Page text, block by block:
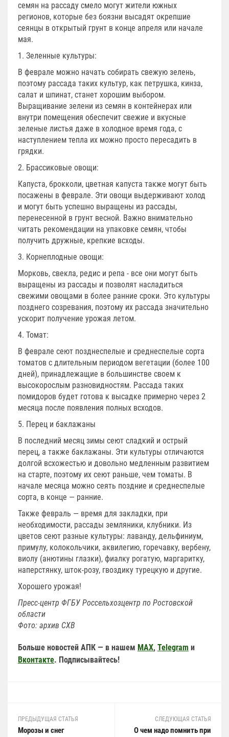
семян на рассаду смело могут жители южных
регионов, которые без боязни высадят окрепшие
сеянцы в открытый грунт в конце апреля или начале
мая.
1. Зеленные культуры:
В феврале можно начать собирать свежую зелень,
поэтому рассада таких культур, как петрушка, кинза,
салат и шпинат, станет хорошим выбором.
Выращивание зелени из семян в контейнерах или
внутри помещения обеспечит свежие и вкусные
зеленые листья даже в холодное время года, с
наступлением тепла их можно просто пересадить в
грядки.
2. Брассиковые овощи:
Капуста, брокколи, цветная капуста также могут быть
посажены в феврале. Эти овощи выдерживают холод
и могут быть успешно выращены из рассады,
перенесенной в грунт весной. Важно внимательно
читать рекомендации на упаковке семян, чтобы
получить дружные, крепкие всходы.
3. Корнеплодные овощи:
Морковь, свекла, редис и репа - все они могут быть
выращены из рассады и позволят насладиться
свежими овощами в более ранние сроки. Это культуры
позднего созревания, поэтому их рассада значительно
ускорит получение урожая летом.
4. Томат:
В феврале сеют позднеспелые и среднеспелые сорта
томатов с длительным периодом вегетации (более 100
дней), принадлежащие в большинстве своем к
высокорослым разновидностям. Рассада таких
помидоров будет готова к высадке примерно через 2
месяца после появления полных всходов.
5. Перец и баклажаны
В последний месяц зимы сеют сладкий и острый
перец, а также баклажаны. Эти культуры отличаются
долгой всхожестью и довольно медленным развитием
на старте, поэтому их сеют раньше, чем томаты. В
начале месяца можно сеять поздние и среднеспелые
сорта, в конце — ранние.
Также февраль — время для закладки, при
необходимости, рассады земляники, клубники. Из
цветов сеют разные культуры: лаванду, дельфиниум,
примулу, колокольчики, аквилегию, горечавку, вербену,
виолу (анютины глазки), фиалку рогатую, маргаритку,
наперстянку, шток-розу, гвоздику турецкую и другие.
Хорошего урожая!
Пресс-центр ФГБУ Россельхозцентр по Ростовской
области
Фото: архив СХВ
Больше новостей АПК — в нашем MAX, Telegram и
Вконтакте. Подписывайтесь!
ПРЕДЫДУЩАЯ СТАТЬЯ
Морозы и снег
СЛЕДУЮЩАЯ СТАТЬЯ
О чем надо помнить при